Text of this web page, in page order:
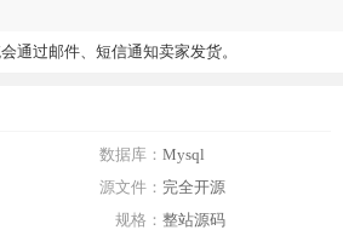
通过邮件、短信通知卖家发货。
数据库： Mysql
源文件： 完全开源
规格： 整站源码